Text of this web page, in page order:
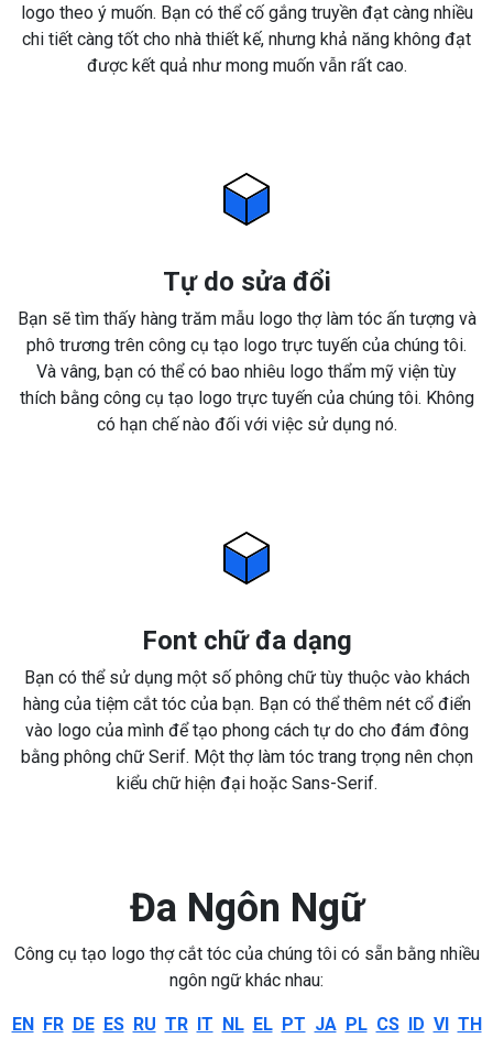
logo theo ý muốn. Bạn có thể cố gắng truyền đạt càng nhiều
chi tiết càng tốt cho nhà thiết kế, nhưng khả năng không đạt
được kết quả như mong muốn vẫn rất cao.
Tự do sửa đổi
Bạn sẽ tìm thấy hàng trăm mẫu logo thợ làm tóc ấn tượng và
phô trương trên công cụ tạo logo trực tuyến của chúng tôi.
Và vâng, bạn có thể có bao nhiêu logo thẩm mỹ viện tùy
thích bằng công cụ tạo logo trực tuyến của chúng tôi. Không
có hạn chế nào đối với việc sử dụng nó.
Font chữ đa dạng
Bạn có thể sử dụng một số phông chữ tùy thuộc vào khách
hàng của tiệm cắt tóc của bạn. Bạn có thể thêm nét cổ điển
vào logo của mình để tạo phong cách tự do cho đám đông
bằng phông chữ Serif. Một thợ làm tóc trang trọng nên chọn
kiểu chữ hiện đại hoặc Sans-Serif.
Đa Ngôn Ngữ
Công cụ tạo logo thợ cắt tóc của chúng tôi có sẵn bằng nhiều
ngôn ngữ khác nhau:
EN FR DE ES RU TR IT NL EL PT JA PL CS ID VI TH